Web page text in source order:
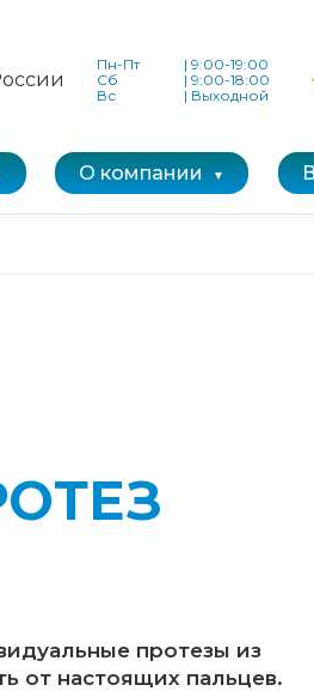
Пн-Пт | 9:00-19:00
Сб
| 9:00-18:00
Вс
| Выходной
О компании
протезы из
от настоящих пальцев.